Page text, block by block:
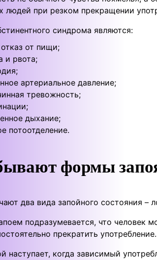
людей при резком прекращении
синдрома являются:
от пищи;
и рвота;
артериальное давление;
тревожность;
дыхание;
потоотделение.
формы
два вида запойного состояния –
подразумевается, что человек
прекратить употребление.
наступает, когда зависимый